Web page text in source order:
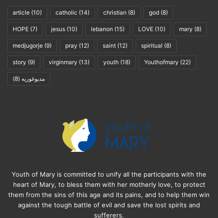
كانت مليئة بالوداعة بحيث إنَّ قلبَ الله كان يتجلّى فيك. نجيني من
المرارة والغضب والكراهية التي ولـّدتها في ّ هذه العقدة. ايتها الام
أعطيني وداعتك وحكمتك فأتعلم أن أتأمل في كل شيءٍ بصمت في
مريم غنية بالقدرة لدى الله
يا ملكة الرحمة، أسلمك هذه العقدة من حياتس (سمي العقدة)
وأطلب منكِ ان تعطيني قلبا ً يعرف ان يكون صبوراً بينما تحلين هذه
العقدة. علميني الثبات في الاصغاء لكلمة ابنك، والاعتراف بخطاياي،
article (10) catholic (14) christian (8) god (8)
HOPE (7) jesus (10) lebanon (15) LOVE (10) mary (8)
medjugorje (9) pray (12) saint (12) spiritual (8)
story (9) virginmary (13) youth (18) Youthofmary (22)
مديوغوريه (8)
Youth of Mary is committed to unify all the participants with the
heart of Mary, to bless them with her motherly love, to protect
them from the sins of this age and its pains, and to help them win
against the tough battle of evil and save the lost spirits and
sufferers.